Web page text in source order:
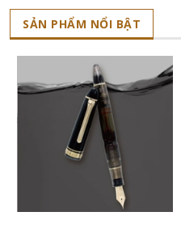
SẢN PHẨM NỔI BẬT